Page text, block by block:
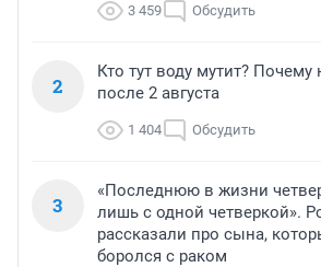
3 459 Обсудить
2
Кто тут воду мутит? Почему
после 2 августа
1 404 Обсудить
3
«Последнюю в жизни
лишь с одной четверкой».
рассказали про сына,
боролся с раком